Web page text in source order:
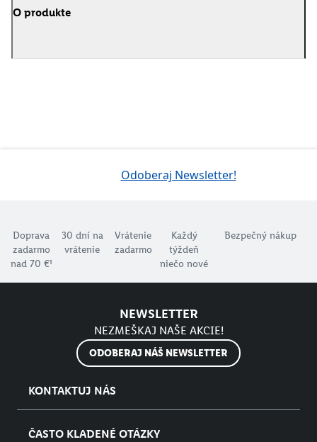
O produkte
Odoberaj Newsletter!
Doprava
zadarmo
nad 70 €¹
30 dní na
vrátenie
Vrátenie
zadarmo
Každý
týždeň
niečo nové
Bezpečný nákup
NEWSLETTER
NEZMEŠKAJ NAŠE AKCIE!
ODOBERAJ NÁŠ NEWSLETTER
KONTAKTUJ NÁS
ČASTO KLADENÉ OTÁZKY